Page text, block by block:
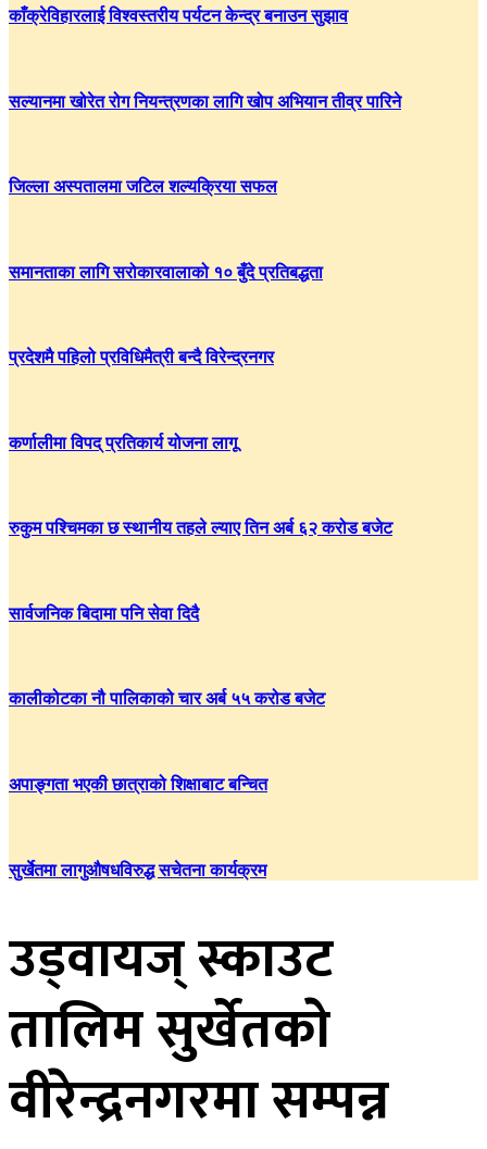
काँक्रेविहारलाई विश्वस्तरीय पर्यटन केन्द्र बनाउन सुझाव
सल्यानमा खोरेत रोग नियन्त्रणका लागि खोप अभियान तीव्र पारिने
जिल्ला अस्पतालमा जटिल शल्यक्रिया सफल
समानताका लागि सरोकारवालाको १० बुँदे प्रतिबद्धता
प्रदेशमै पहिलो प्रविधिमैत्री बन्दै विरेन्द्रनगर
कर्णालीमा विपद् प्रतिकार्य योजना लागू
रुकुम पश्चिमका छ स्थानीय तहले ल्याए तिन अर्ब ६२ करोड बजेट
सार्वजनिक बिदामा पनि सेवा दिदै
कालीकोटका नौ पालिकाको चार अर्ब ५५ करोड बजेट
अपाङ्गता भएकी छात्राको शिक्षाबाट बन्चित
सुर्खेतमा लागुऔषधविरुद्ध सचेतना कार्यक्रम
उड्वायज् स्काउट
तालिम सुर्खेतकाे
वीरेन्द्रनगरमा सम्पन्न